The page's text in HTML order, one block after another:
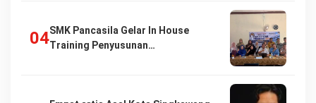
SMK Pancasila Gelar In House
Training Penyusunan…